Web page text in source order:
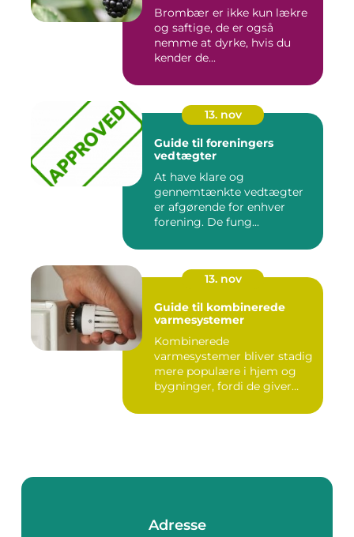
Brombær er ikke kun lækre
og saftige, de er også
nemme at dyrke, hvis du
kender de...
13. nov
Guide til foreningers
vedtægter
At have klare og
gennemtænkte vedtægter
er afgørende for enhver
forening. De fung...
13. nov
Guide til kombinerede
varmesystemer
Kombinerede
varmesystemer bliver stadig
mere populære i hjem og
bygninger, fordi de giver
Adresse